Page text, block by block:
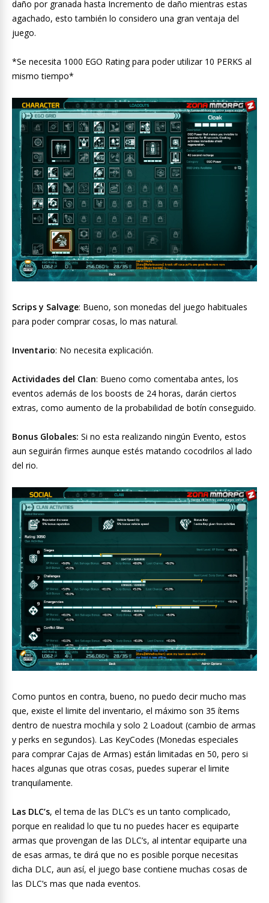
daño por granada hasta Incremento de daño mientras estas
agachado, esto también lo considero una gran ventaja del
juego.
*Se necesita 1000 EGO Rating para poder utilizar 10 PERKS al
mismo tiempo*
Scrips y Salvage: Bueno, son monedas del juego habituales
para poder comprar cosas, lo mas natural.
Inventario: No necesita explicación.
Actividades del Clan: Bueno como comentaba antes, los
eventos además de los boosts de 24 horas, darán ciertos
extras, como aumento de la probabilidad de botín conseguido.
Bonus Globales: Si no esta realizando ningún Evento, estos
aun seguirán firmes aunque estés matando cocodrilos al lado
del rio.
Como puntos en contra, bueno, no puedo decir mucho mas
que, existe el limite del inventario, el máximo son 35 ítems
dentro de nuestra mochila y solo 2 Loadout (cambio de armas
y perks en segundos). Las KeyCodes (Monedas especiales
para comprar Cajas de Armas) están limitadas en 50, pero si
haces algunas que otras cosas, puedes superar el limite
tranquilamente.
Las DLC’s, el tema de las DLC’s es un tanto complicado,
porque en realidad lo que tu no puedes hacer es equiparte
armas que provengan de las DLC’s, al intentar equiparte una
de esas armas, te dirá que no es posible porque necesitas
dicha DLC, aun así, el juego base contiene muchas cosas de
las DLC’s mas que nada eventos.